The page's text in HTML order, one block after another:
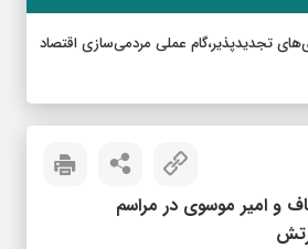
تجدیدپذیر،گام عملی مردمی‌سازی اقتصاد
و امیر موسوی در مراسم